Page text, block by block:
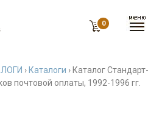
0
› Каталоги › Каталог Стандарт-
почтовой оплаты, 1992-1996 гг.